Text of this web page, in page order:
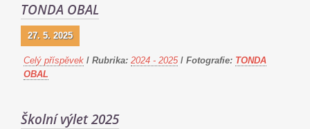
TONDA OBAL
27. 5. 2025
Celý příspěvek / Rubrika: 2024 - 2025 / Fotografie: TONDA
OBAL
Školní výlet 2025